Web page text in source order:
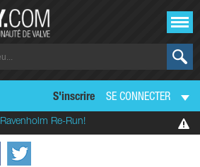
S'inscrire SE CONNECTER
Ravenholm Re-Run!